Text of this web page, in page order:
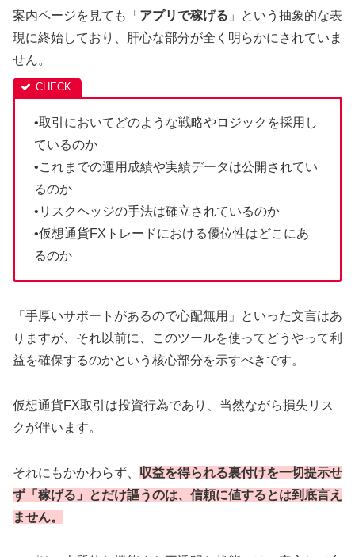
案内ページを見ても「 アプリで稼げる 」という抽象的な表
現に終始しており、肝心な部分が全く明らかにされていま
せん。
•取引においてどのような戦略やロジックを採用し
ているのか
•これまでの運用成績や実績データは公開されてい
るのか
•リスクヘッジの手法は確立されているのか
•仮想通貨FXトレードにおける優位性はどこにあ
るのか
「手厚いサポートがあるので心配無用」といった文言はあ
りますが、それ以前に、このツールを使ってどうやって利
益を確保するのかという核心部分を示すべきです。
仮想通貨FX取引は投資行為であり、当然ながら損失リス
クが伴います。
それにもかかわらず、 収益を得られる裏付けを一切提示せ
ず「稼げる」とだけ謳うのは、信頼に値するとは到底言え
ません。